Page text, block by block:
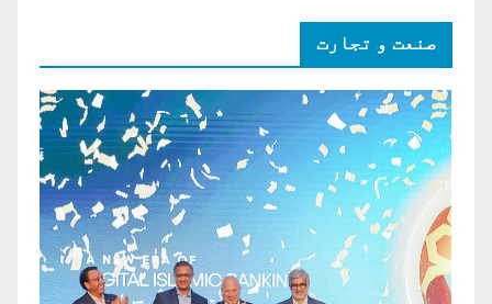
صنعت و تجارت